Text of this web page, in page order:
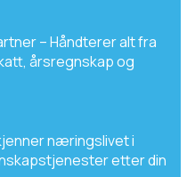
– Håndterer alt fra
årsregnskap og
næringslivet i
etter din